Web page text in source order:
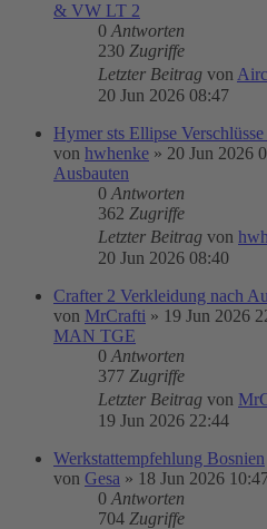
& VW LT 2
0 Antworten
230 Zugriffe
Letzter Beitrag von
20 Jun 2026 08:47
Hymer sts Ellipse Verschlüsse
von hwhenke » 20 Jun 2026
Ausbauten
0 Antworten
362 Zugriffe
Letzter Beitrag von
20 Jun 2026 08:40
Crafter 2 Verkleidung nach
von MrCrafti » 19 Jun 2026
MAN TGE
0 Antworten
377 Zugriffe
Letzter Beitrag von
19 Jun 2026 22:44
Werkstattempfehlung Bosnien
von Gesa » 18 Jun 2026
0 Antworten
704 Zugriffe